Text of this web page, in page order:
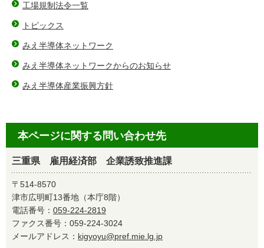
工場規制法令一覧
トピックス
みえ半導体ネットワーク
みえ半導体ネットワークからのお知らせ
みえ半導体産業振興方針
本ページに関する問い合わせ先
三重県 雇用経済部 企業誘致推進課
〒514-8570
津市広明町13番地（本庁8階）
電話番号： 059-224-2819
ファクス番号：059-224-3024
メールアドレス： kigyoyu@pref.mie.lg.jp